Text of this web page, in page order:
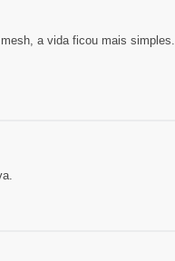
a vida ficou mais simples.